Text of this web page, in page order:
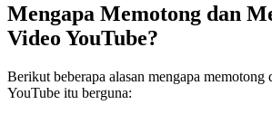
Mengapa Memotong dan
Video YouTube?
Berikut beberapa alasan mengapa memotong
YouTube itu berguna: